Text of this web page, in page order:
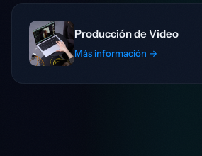
Producción de Video
Más información →